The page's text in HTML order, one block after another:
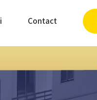
Contact